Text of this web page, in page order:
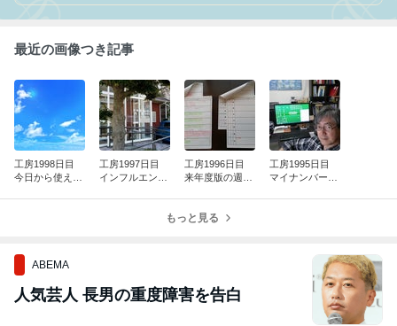
り、共に喜びを 分かち合える研修パートナーをめざして、毎日頑
最近の画像つき記事
工房1998日目
今日から使え
工房1997日目
インフルエンザ
工房1996日目
来年度版の週間
た！
工房1995日目
マイナンバー到
もっと見る
ABEMA
人気芸人 長男の重度障害を告白